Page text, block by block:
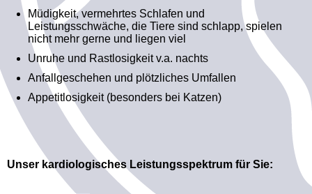
Müdigkeit, vermehrtes Schlafen und
Leistungsschwäche, die Tiere sind schlapp, spielen
nicht mehr gerne und liegen viel
Unruhe und Rastlosigkeit v.a. nachts
Anfallgeschehen und plötzliches Umfallen
Appetitlosigkeit (besonders bei Katzen)
Unser kardiologisches Leistungsspektrum für Sie: